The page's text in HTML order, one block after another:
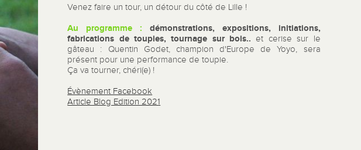
Venez faire un tour, un détour du côté de Lille !
Au programme : démonstrations, expositions, initiations,
fabrications de toupies, tournage sur bois.. et cerise sur le
gâteau : Quentin Godet, champion d'Europe de Yoyo, sera
présent pour une performance de toupie.
Ça va tourner, chéri(e) !
Évènement Facebook
Article Blog Edition 2021